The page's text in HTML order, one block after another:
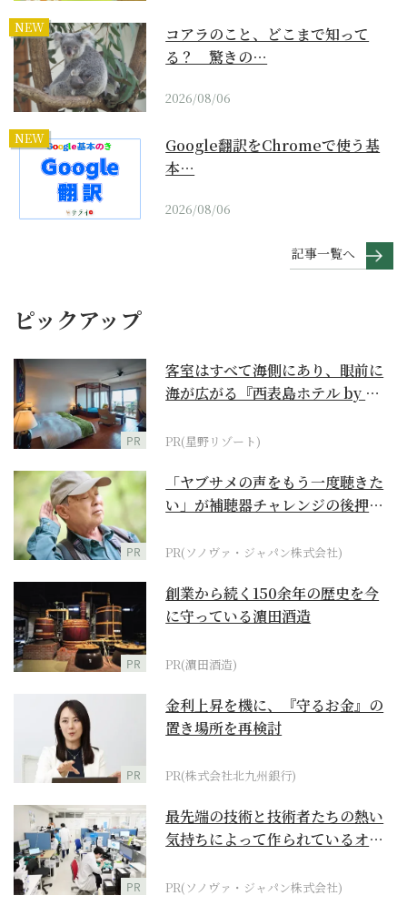
NEW
コアラのこと、どこまで知って
る？ 驚きの…
2026/08/06
NEW
Google翻訳をChromeで使う基
本…
2026/08/06
記事一覧へ
ピックアップ
PR
客室はすべて海側にあり、眼前に
海が広がる『西表島ホテル by 星
PR(星野リゾート)
PR
「ヤブサメの声をもう一度聴きた
い」が補聴器チャレンジの後押し
PR(ソノヴァ・ジャパン株式会社)
PR
創業から続く150余年の歴史を今
に守っている濵田酒造
PR(濵田酒造)
PR
金利上昇を機に、『守るお金』の
置き場所を再検討
PR(株式会社北九州銀行)
PR
最先端の技術と技術者たちの熱い
気持ちによって作られているオー
PR(ソノヴァ・ジャパン株式会社)